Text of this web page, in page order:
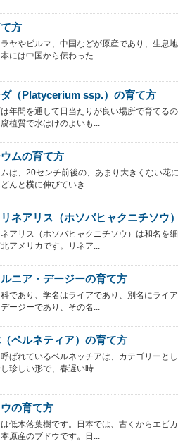
方
ヤやビルマ、中国などが原産であり、生息
には中国から伝わった...
（Platycerium ssp.）の育て方
年間を通して日当たりが良い場所で育てる
植質で水はけのよいも...
ムの育て方
は、20センチ前後の、あまり大きくない花
んと横に伸びていき...
ネアリス（ホソバヒャクニチソウ
アリス（ホソバヒャクニチソウ）は和名を
アメリカです。リネア...
ニア・デージーの育て方
であり、学名はライアであり、別名にライ
ージーであり、その名...
ペルネティア）の育て方
ばれているベルネッチアは、カテゴリーと
珍しい形で、春遅い時...
の育て方
低木落葉樹です。日本では、古くからエビ
原産のブドウです。日...